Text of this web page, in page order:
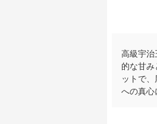
高級宇治
的な甘
ットで
への真心